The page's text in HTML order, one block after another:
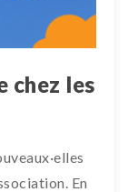
chez les
En